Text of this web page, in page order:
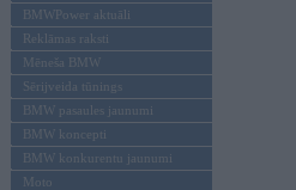
BMWPower aktuāli
Reklāmas raksti
Mēneša BMW
Sērijveida tūnings
BMW pasaules jaunumi
BMW koncepti
BMW konkurentu jaunumi
Moto